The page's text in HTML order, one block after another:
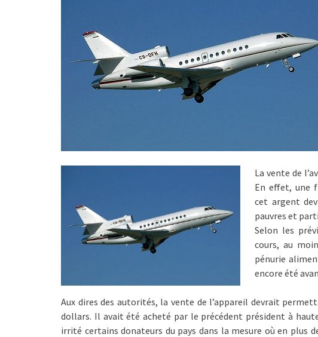
La vente de
En effet, une
cet argent
pauvres et
Selon les
cours, au
pénurie
encore été
Aux dires des autorités, la vente de l’appareil devrait
dollars. Il avait été acheté par le précédent président à
irrité certains donateurs du pays dans la mesure où en plus